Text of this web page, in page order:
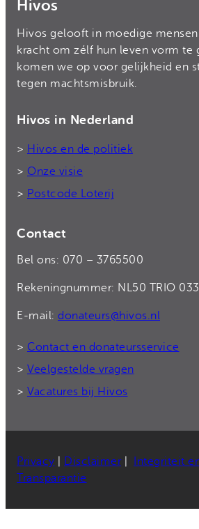
Hivos
Hivos gelooft in moedige
kracht om zélf hun leven vorm te
komen we op voor gelijkheid en
tegen machtsmisbruik.
Hivos in Nederland
> Hivos en de politiek
> Onze visie
> Postcode Loterij
Contact
Bel ons: 070 – 3765500
Rekeningnummer: NL50 TRIO
E-mail: donateurs@hivos.nl
> Contact en donateursservice
> Veelgestelde vragen
> Vacatures bij Hivos
Privacy Disclaimer|
Integriteit
Transparantie